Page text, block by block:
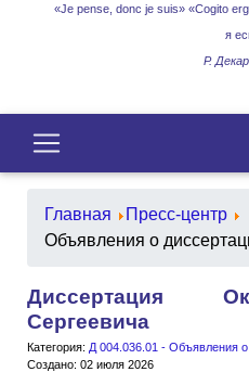
«Je pense, donc je suis» «Cogito
я
Р.
Главная
Пресс-центр
Объявления о
Диссертация
Сергеевича
Категория: Д 004.036.01 - Объявления
Создано: 02 июля 2026